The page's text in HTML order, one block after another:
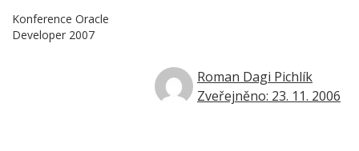
Konference Oracle
Developer 2007
Roman Dagi Pichlík
Zveřejněno: 23. 11. 2006